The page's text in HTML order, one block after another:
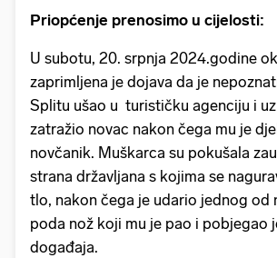
Priopćenje prenosimo u cijelosti:
U subotu, 20. srpnja 2024.godine
zaprimljena je dojava da je
Splitu ušao u turističku agenciju i
zatražio novac nakon čega mu je
novčanik. Muškarca su pokušala
strana državljana s kojima se
tlo, nakon čega je udario jednog od
poda nož koji mu je pao i pobjegao
događaja.